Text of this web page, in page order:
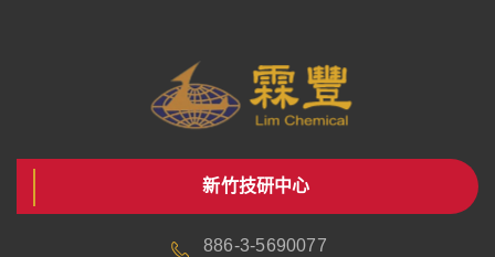
新竹技研中心
886-3-5690077